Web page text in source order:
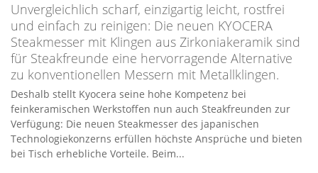
Unvergleichlich scharf, einzigartig leicht, rostfrei
und einfach zu reinigen: Die neuen KYOCERA
Steakmesser mit Klingen aus Zirkoniakeramik sind
für Steakfreunde eine hervorragende Alternative
zu konventionellen Messern mit Metallklingen.
Deshalb stellt Kyocera seine hohe Kompetenz bei
feinkeramischen Werkstoffen nun auch Steakfreunden zur
Verfügung: Die neuen Steakmesser des japanischen
Technologiekonzerns erfüllen höchste Ansprüche und bieten
bei Tisch erhebliche Vorteile. Beim...